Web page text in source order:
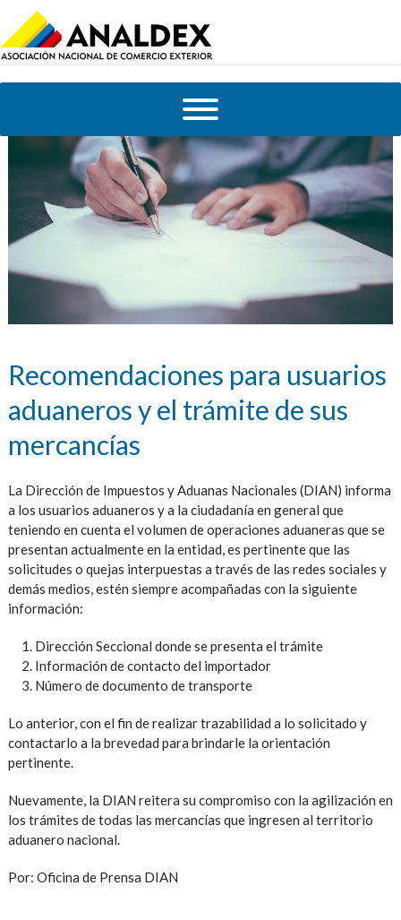
Recomendaciones para usuarios
aduaneros y el trámite de sus
mercancías
La Dirección de Impuestos y Aduanas Nacionales (DIAN) informa
a los usuarios aduaneros y a la ciudadanía en general que
teniendo en cuenta el volumen de operaciones aduaneras que se
presentan actualmente en la entidad, es pertinente que las
solicitudes o quejas interpuestas a través de las redes sociales y
demás medios, estén siempre acompañadas con la siguiente
información:
Dirección Seccional donde se presenta el trámite
Información de contacto del importador
Número de documento de transporte
Lo anterior, con el fin de realizar trazabilidad a lo solicitado y
contactarlo a la brevedad para brindarle la orientación
pertinente.
Nuevamente, la DIAN reitera su compromiso con la agilización en
los trámites de todas las mercancías que ingresen al territorio
aduanero nacional.
Por: Oficina de Prensa DIAN